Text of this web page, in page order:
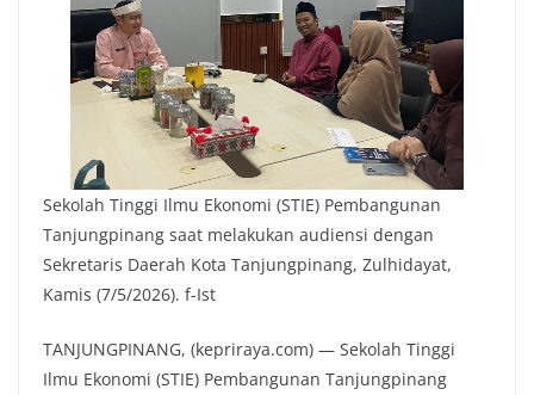
Sekolah Tinggi Ilmu Ekonomi (STIE) Pembangunan
Tanjungpinang saat melakukan audiensi dengan
Sekretaris Daerah Kota Tanjungpinang, Zulhidayat,
Kamis (7/5/2026). f-Ist
TANJUNGPINANG, (kepriraya.com) — Sekolah Tinggi
Ilmu Ekonomi (STIE) Pembangunan Tanjungpinang